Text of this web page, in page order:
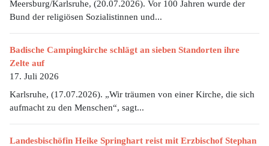
Meersburg/Karlsruhe, (20.07.2026). Vor 100 Jahren wurde der
Bund der religiösen Sozialistinnen und...
Badische Campingkirche schlägt an sieben Standorten ihre
Zelte auf
17. Juli 2026
Karlsruhe, (17.07.2026). „Wir träumen von einer Kirche, die sich
aufmacht zu den Menschen“, sagt...
Landesbischöfin Heike Springhart reist mit Erzbischof Stephan